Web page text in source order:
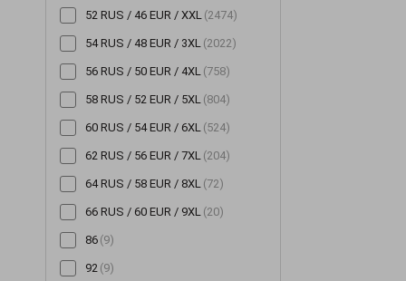
52 RUS / 46 EUR / XXL (2474)
54 RUS / 48 EUR / 3XL (2022)
56 RUS / 50 EUR / 4XL (758)
58 RUS / 52 EUR / 5XL (804)
60 RUS / 54 EUR / 6XL (524)
62 RUS / 56 EUR / 7XL (204)
64 RUS / 58 EUR / 8XL (72)
66 RUS / 60 EUR / 9XL (20)
86 (9)
92 (9)